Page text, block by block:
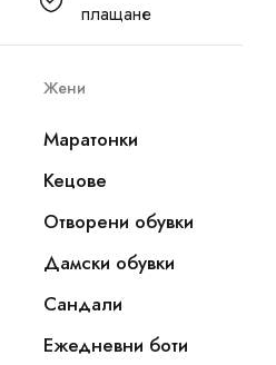
плащане
Жени
Маратонки
Кецове
Отворени обувки
Дамски обувки
Сандали
Ежедневни боти